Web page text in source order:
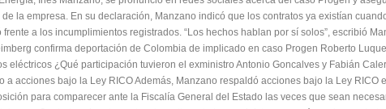
la empresa. En su declaración, Manzano indicó que los contratos ya existían
a los incumplimientos registrados. “Los hechos hablan por sí solos”, escribió
confirma deportación de Colombia de implicado en caso Progen Roberto
eléctricos ¿Qué participación tuvieron el exministro Antonio Goncalves y Fabián
a acciones bajo la Ley RICO Además, Manzano respaldó acciones bajo la Ley RICO
para comparecer ante la Fiscalía General del Estado las veces que sean